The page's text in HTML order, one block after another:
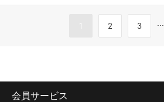
1 2 3 ...
会員サービス